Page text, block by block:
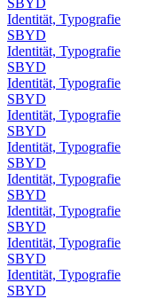
Identität, Typografie
SBYD
Identität, Typografie
SBYD
Identität, Typografie
SBYD
Identität, Typografie
SBYD
Identität, Typografie
SBYD
Identität, Typografie
SBYD
Identität, Typografie
SBYD
Identität, Typografie
SBYD
Identität, Typografie
SBYD